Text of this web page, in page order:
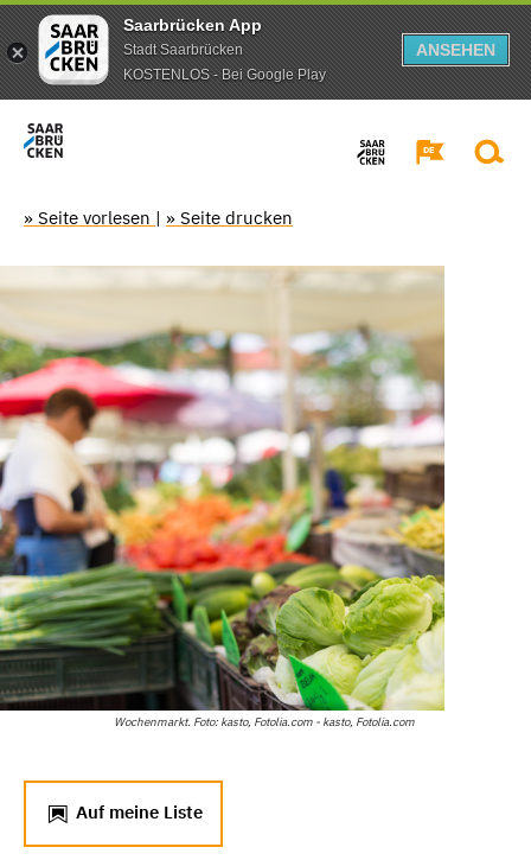
Saarbrücken App
Stadt Saarbrücken
KOSTENLOS - Bei Google Play
ANSEHEN
» Seite vorlesen | » Seite drucken
Wochenmarkt. Foto: kasto, Fotolia.com - kasto, Fotolia.com
Auf meine Liste